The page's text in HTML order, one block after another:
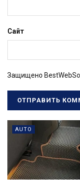
Сайт
Защищено
AUTO